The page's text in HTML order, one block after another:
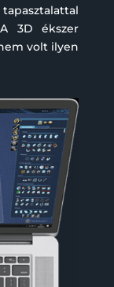
3D ékszer
volt ilyen